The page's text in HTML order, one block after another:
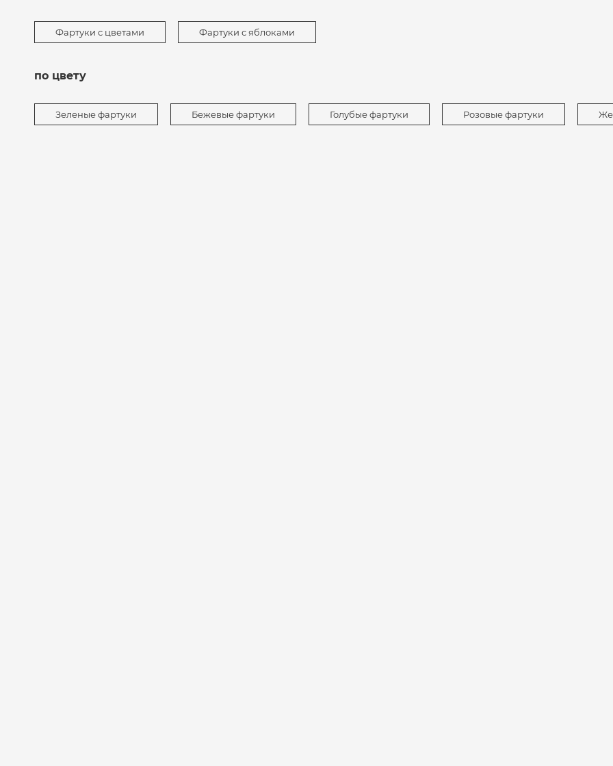
Фартуки с цветами Фартуки с яблоками
по цвету
Зеленые фартуки Бежевые фартуки Голубые фартуки Розовые фартуки